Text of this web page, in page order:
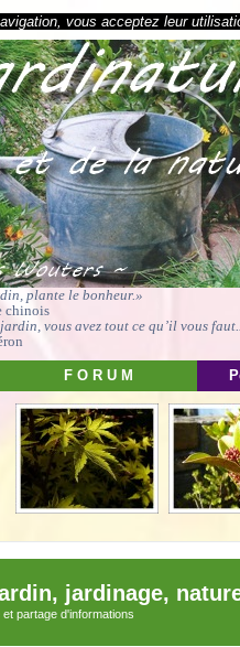
vous acceptez leur
plante le bonheur.»
chinois
vous avez tout ce qu’il vous
F O R U M
jardinage,
partage d'informations